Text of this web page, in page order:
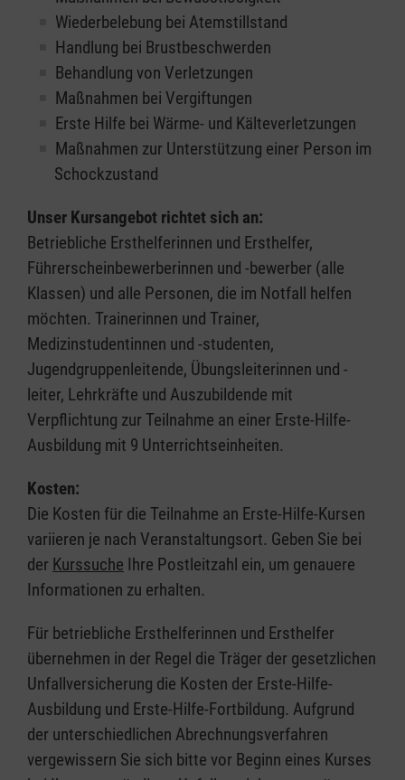
Wiederbelebung bei Atemstillstand
Handlung bei Brustbeschwerden
Behandlung von Verletzungen
Maßnahmen bei Vergiftungen
Erste Hilfe bei Wärme- und Kälteverletzungen
Maßnahmen zur Unterstützung einer Person im
Schockzustand
Unser Kursangebot richtet sich an:
Betriebliche Ersthelferinnen und Ersthelfer,
Führerscheinbewerberinnen und -bewerber (alle
Klassen) und alle Personen, die im Notfall helfen
möchten. Trainerinnen und Trainer,
Medizinstudentinnen und -studenten,
Jugendgruppenleitende, Übungsleiterinnen und -
leiter, Lehrkräfte und Auszubildende mit
Verpflichtung zur Teilnahme an einer Erste-Hilfe-
Ausbildung mit 9 Unterrichtseinheiten.
Kosten:
Die Kosten für die Teilnahme an Erste-Hilfe-Kursen
variieren je nach Veranstaltungsort. Geben Sie bei
der Kurssuche Ihre Postleitzahl ein, um genauere
Informationen zu erhalten.
Für betriebliche Ersthelferinnen und Ersthelfer
übernehmen in der Regel die Träger der gesetzlichen
Unfallversicherung die Kosten der Erste-Hilfe-
Ausbildung und Erste-Hilfe-Fortbildung. Aufgrund
der unterschiedlichen Abrechnungsverfahren
vergewissern Sie sich bitte vor Beginn eines Kurses